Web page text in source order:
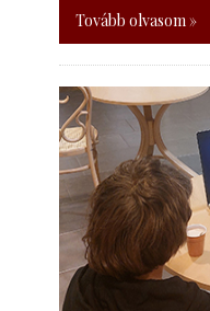
Tovább olvasom »